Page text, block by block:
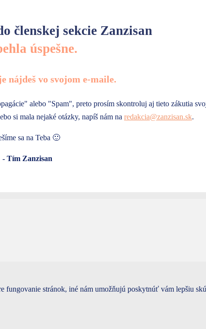
členskej sekcie Zanzisan
úspešne.
nájdeš vo svojom e-maile.
alebo "Spam", preto prosím skontroluj aj tieto zákutia
si mala nejaké otázky, napíš nám na redakcia@zanzisan.sk.
sa na Teba 🙂
- Tím Zanzisan
stránok, iné nám umožňujú poskytnúť vám lepšiu